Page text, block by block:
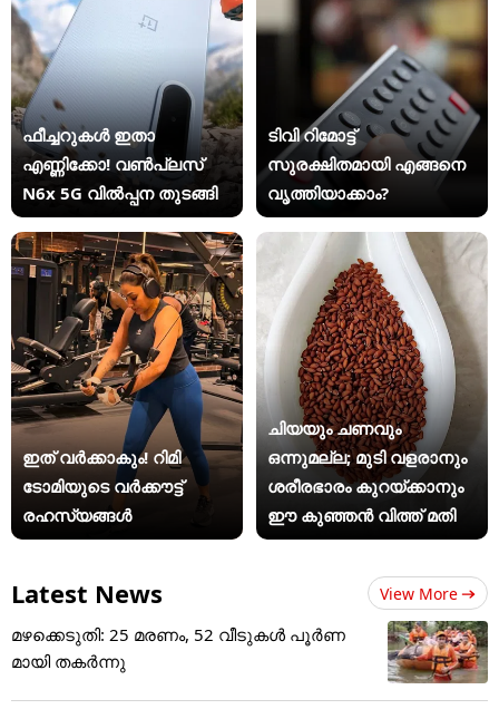
ഫീച്ചറുകൾ ഇതാ
എണ്ണിക്കോ! വൺപ്ലസ്
N6x 5G വിൽപ്പന തുടങ്ങി
ടിവി റിമോട്ട്
സുരക്ഷിതമായി എങ്ങനെ
വൃത്തിയാക്കാം?
ഇത് വർക്കാകും! റിമി
ടോമിയുടെ വർക്കൗട്ട്
രഹസ്യങ്ങൾ
ചിയയും ചണവും
ഒന്നുമല്ല; മുടി വളരാനും
ശരീരഭാരം കുറയ്ക്കാനും
ഈ കുഞ്ഞൻ വിത്ത് മതി
Latest News View More
മഴക്കെടുതി: 25 മരണം, 52 വീ‌ടുകൾ പൂർണ
മായി തകർന്നു